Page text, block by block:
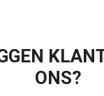
ONS?